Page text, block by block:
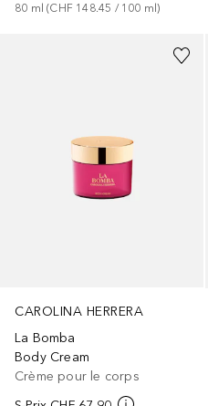
80 ml (CHF 148.45 / 100 ml)
CAROLINA HERRERA
La Bomba
Body Cream
Crème pour le corps